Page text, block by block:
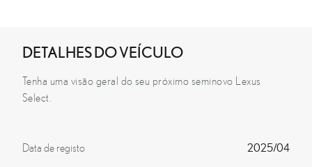
DETALHES DO VEÍCULO
Tenha uma visão geral do seu próximo seminovo Lexus
Select.
Data de registo 2025/04